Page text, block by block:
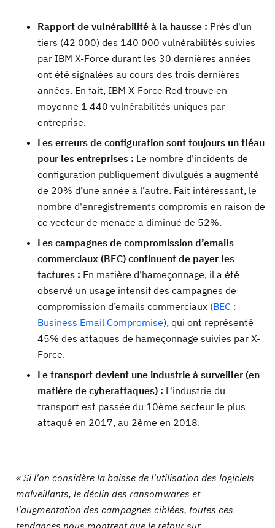
Rapport de vulnérabilité à la hausse : Près d'un
tiers (42 000) des 140 000 vulnérabilités suivies
par IBM X-Force durant les 30 dernières années
ont été signalées au cours des trois dernières
années. En fait, IBM X-Force Red trouve en
moyenne 1 440 vulnérabilités uniques par
entreprise.
Les erreurs de configuration sont toujours un fléau
pour les entreprises : Le nombre d'incidents de
configuration publiquement divulgués a augmenté
de 20% d’une année à l’autre. Fait intéressant, le
nombre d'enregistrements compromis en raison de
ce vecteur de menace a diminué de 52%.
Les campagnes de compromission d’emails
commerciaux (BEC) continuent de payer les
factures : En matière d'hameçonnage, il a été
observé un usage intensif des campagnes de
compromission d’emails commerciaux (BEC :
Business Email Compromise), qui ont représenté
45% des attaques de hameçonnage suivies par X-
Force.
Le transport devient une industrie à surveiller (en
matière de cyberattaques) : L'industrie du
transport est passée du 10ème secteur le plus
attaqué en 2017, au 2ème en 2018.
« Si l'on considère la baisse de l'utilisation des logiciels
malveillants, le déclin des ransomwares et
l'augmentation des campagnes ciblées, toutes ces
tendances nous montrent que le retour sur